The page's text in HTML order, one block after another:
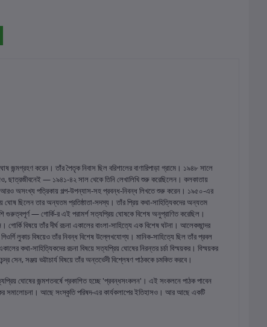
জন্মগ্রহণ করেন। তাঁর পৈতৃক নিবাস ছিল বরিশালের বাণারিপাড়া গ্রামে। ১৯৪৮ সালে
ছাত্রজীবনেই — ১৯৪১-৪২ সাল থেকে তিনি লেখালিখি শুরু করেছিলেন। কলকাতায়
আরও অসংখ্য পত্রিকায় গল্প-উপন্যাস-সহ প্রবন্ধ-নিবন্ধ লিখতে শুরু করেন। ১৯৫০-এর
ঘোষ ছিলেন তার অন্যতম প্রতিষ্ঠাতা-সদস্য। তাঁর প্রিয় কথা-সাহিত্যিকদের অন্যতম
গুরুত্বপূর্ণ — গোর্কি-র এই পরামর্শ সত্যপ্রিয় ঘোষকে বিশেষ অনুপ্রাণিত করেছিল।
বিষয়ে তাঁর দীর্ঘ রচনা একালের বাংলা-সাহিত্যে এক বিশেষ ঘটনা। আলেকজান্দর
লুকাচ বিষয়েও তাঁর নিবন্ধ বিশেষ উল্লেখযোগ্য। মানিক-সাহিত্যে ছিল তাঁর প্রবল
কথা-সাহিত্যিকদের রচনা বিষয়ে সত্যপ্রিয় ঘোষের নিরন্তর চর্চা বিস্ময়কর। বিস্ময়কর
সেন, সঞ্জয় ভট্টাচার্য বিষয়ে তাঁর অন্তর্ভেদী বিশ্লেষণ পাঠককে চমকিত করবে।
ঘোষের জন্মশতবর্ষে প্রকাশিত হচ্ছে 'প্রবন্ধসংকলন'। এই সংকলনে পাঠক পাবেন
সমালোচনা। আছে সংস্কৃতি পরিষদ-এর কার্যকলাপের ইতিহাসও। আর আছে একটি